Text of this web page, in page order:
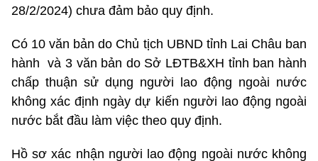
28/2/2024) chưa đảm bảo quy định.
Có 10 văn bản do Chủ tịch UBND tỉnh Lai Châu ban
hành và 3 văn bản do Sở LĐTB&XH tỉnh ban hành
chấp thuận sử dụng người lao động ngoài nước
không xác định ngày dự kiến người lao động ngoài
nước bắt đầu làm việc theo quy định.
Hồ sơ xác nhận người lao động ngoài nước không